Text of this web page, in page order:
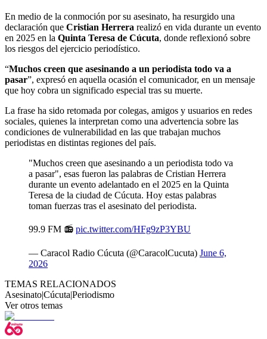
En medio de la conmoción por su asesinato, ha resurgido una
declaración que Cristian Herrera realizó en vida durante un evento
en 2025 en la Quinta Teresa de Cúcuta, donde reflexionó sobre
los riesgos del ejercicio periodístico.
“Muchos creen que asesinando a un periodista todo va a
pasar”, expresó en aquella ocasión el comunicador, en un mensaje
que hoy cobra un significado especial tras su muerte.
La frase ha sido retomada por colegas, amigos y usuarios en redes
sociales, quienes la interpretan como una advertencia sobre las
condiciones de vulnerabilidad en las que trabajan muchos
periodistas en distintas regiones del país.
"Muchos creen que asesinando a un periodista todo va
a pasar", esas fueron las palabras de Cristian Herrera
durante un evento adelantado en el 2025 en la Quinta
Teresa de la ciudad de Cúcuta. Hoy estas palabras
toman fuerzas tras el asesinato del periodista.
99.9 FM 📻 pic.twitter.com/HFg9zP3YBU
— Caracol Radio Cúcuta (@CaracolCucuta) June 6,
2026
TEMAS RELACIONADOS
Asesinato|Cúcuta|Periodismo
Ver otros temas